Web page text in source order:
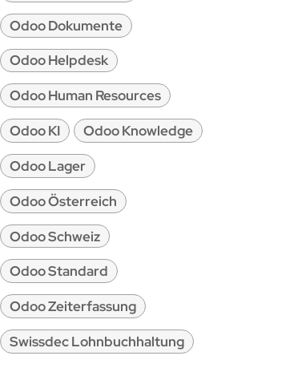
Odoo Dokumente
Odoo Helpdesk
Odoo Human Resources
Odoo KI
Odoo Knowledge
Odoo Lager
Odoo Österreich
Odoo Schweiz
Odoo Standard
Odoo Zeiterfassung
Swissdec Lohnbuchhaltung